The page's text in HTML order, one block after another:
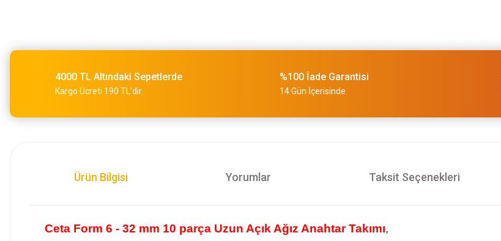
4000 TL Altındaki Sepetlerde
Kargo Ücreti 190 TL'dir.
%100 İade Garantisi
14 Gün İçerisinde
Ürün Bilgisi Yorumlar Taksit Seçenekleri
Ceta Form 6 - 32 mm 10 parça Uzun Açık Ağız Anahtar Takımı,